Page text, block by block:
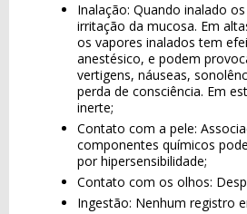
Inalação: Quando inalado
irritação da mucosa. Em
os vapores inalados tem
anestésico, e podem
vertigens, náuseas,
perda de consciência. Em
inerte;
Contato com a pele:
componentes químicos
por hipersensibilidade;
Contato com os olhos:
Ingestão: Nenhum registro